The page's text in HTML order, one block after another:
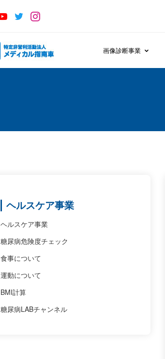
画像診断事業
ヘルスケア事業
ヘルスケア事業
糖尿病危険度チェック
食事について
運動について
BMI計算
糖尿病LABチャンネル